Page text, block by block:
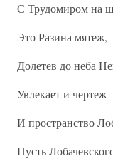
С Трудомиром на
Это Разина мятеж,
Долетев до неба
Увлекает и чертеж
И пространство
Пусть